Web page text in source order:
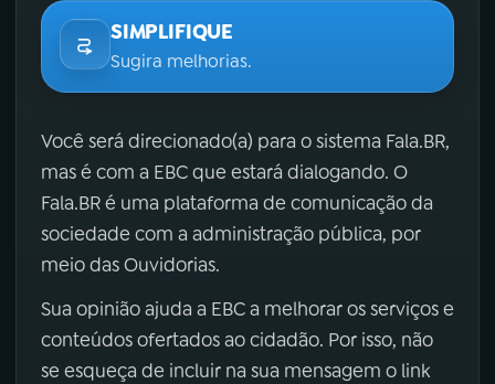
SIMPLIFIQUE
Sugira melhorias.
Você será direcionado(a) para o sistema Fala.BR,
mas é com a EBC que estará dialogando. O
Fala.BR é uma plataforma de comunicação da
sociedade com a administração pública, por
meio das Ouvidorias.
Sua opinião ajuda a EBC a melhorar os serviços e
conteúdos ofertados ao cidadão. Por isso, não
se esqueça de incluir na sua mensagem o link